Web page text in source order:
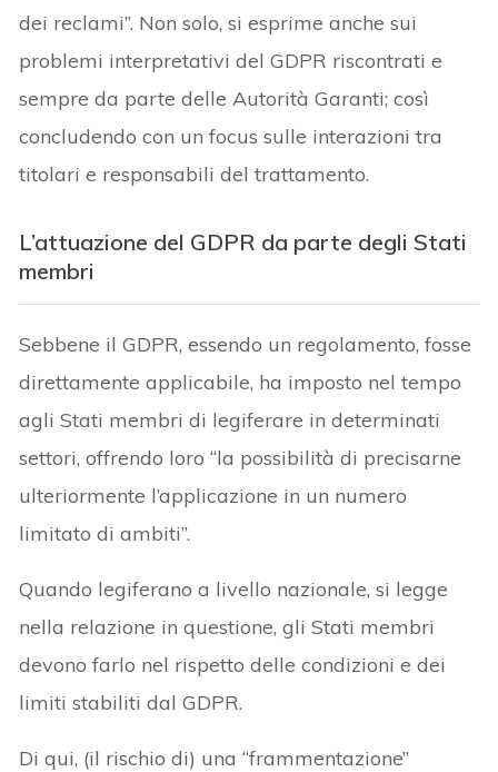
dei reclami”. Non solo, si esprime anche sui
problemi interpretativi del GDPR riscontrati e
sempre da parte delle Autorità Garanti; così
concludendo con un focus sulle interazioni tra
titolari e responsabili del trattamento.
L’attuazione del GDPR da parte degli Stati
membri
Sebbene il GDPR, essendo un regolamento, fosse
direttamente applicabile, ha imposto nel tempo
agli Stati membri di legiferare in determinati
settori, offrendo loro “la possibilità di precisarne
ulteriormente l’applicazione in un numero
limitato di ambiti”.
Quando legiferano a livello nazionale, si legge
nella relazione in questione, gli Stati membri
devono farlo nel rispetto delle condizioni e dei
limiti stabiliti dal GDPR.
Di qui, (il rischio di) una “frammentazione”